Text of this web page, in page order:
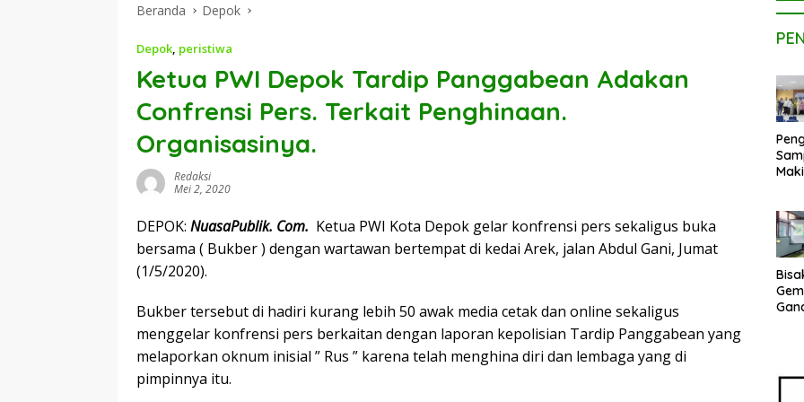
Beranda Depok
Depok, peristiwa
Ketua PWI Depok Tardip Panggabean Adakan
Confrensi Pers. Terkait Penghinaan.
Organisasinya.
Redaksi
Mei 2, 2020
DEPOK: NuasaPublik. Com. Ketua PWI Kota Depok gelar konfrensi pers sekaligus buka
bersama ( Bukber ) dengan wartawan bertempat di kedai Arek, jalan Abdul Gani, Jumat
(1/5/2020).
Bukber tersebut di hadiri kurang lebih 50 awak media cetak dan online sekaligus
menggelar konfrensi pers berkaitan dengan laporan kepolisian Tardip Panggabean yang
melaporkan oknum inisial ” Rus ” karena telah menghina diri dan lembaga yang di
pimpinnya itu.